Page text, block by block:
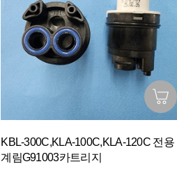
KBL-300C,KLA-100C,KLA-120C 전용
계림G91003카트리지